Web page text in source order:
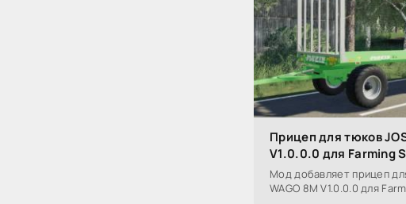
Прицеп для тюков
V1.0.0.0 для Farming
Мод добавляет прицеп
WAGO 8M V1.0.0.0 для